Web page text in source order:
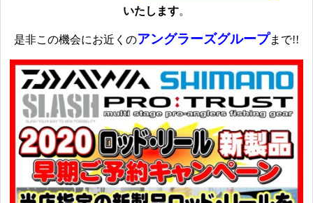
いたします。
是非この機会にお近くのアングラーズグループまで!!